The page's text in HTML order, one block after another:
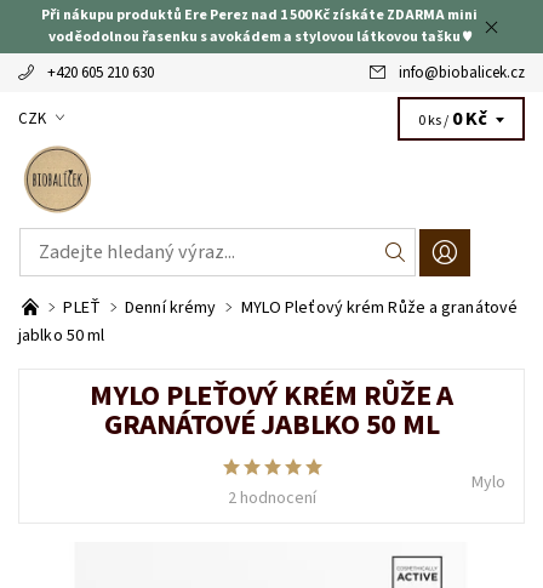
Při nákupu produktů Ere Perez nad 1 500 Kč získáte ZDARMA mini
voděodolnou řasenku s avokádem a stylovou látkovou tašku ♥
+420 605 210 630 info@biobalicek.cz
CZK 0 ks / 0 Kč
PLEŤ Denní krémy
MYLO Pleťový krém Růže a granátové
jablko 50 ml
MYLO PLEŤOVÝ KRÉM RŮŽE A
GRANÁTOVÉ JABLKO 50 ML
2 hodnocení
Mylo